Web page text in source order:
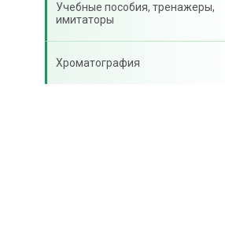
Учебные пособия, тренажеры,
имитаторы
Хроматография